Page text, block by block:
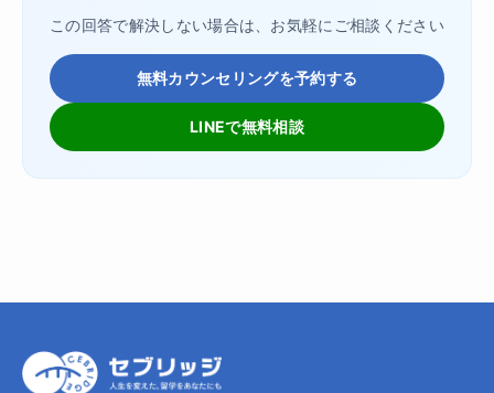
この回答で解決しない場合は、お気軽にご相談ください
無料カウンセリングを予約する
LINEで無料相談